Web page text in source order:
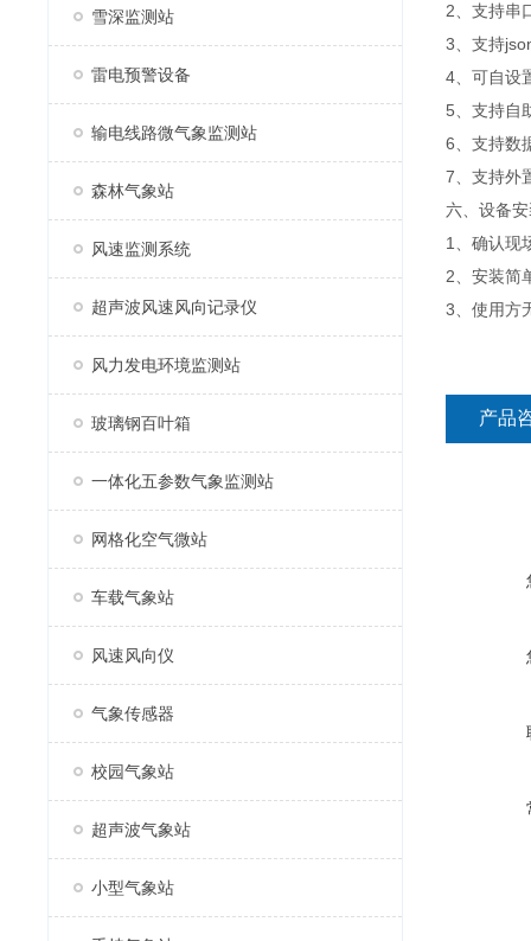
雪深监测站
雷电预警设备
输电线路微气象监测站
森林气象站
风速监测系统
超声波风速风向记录仪
风力发电环境监测站
玻璃钢百叶箱
一体化五参数气象监测站
网格化空气微站
车载气象站
风速风向仪
气象传感器
校园气象站
超声波气象站
小型气象站
2、支持串
3、支持
4、可自设
5、支持自
6、支持数
7、支持外
六、设备
1、确认现
2、安装简
3、使用方
产品